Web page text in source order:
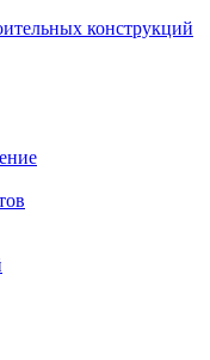
конструкций